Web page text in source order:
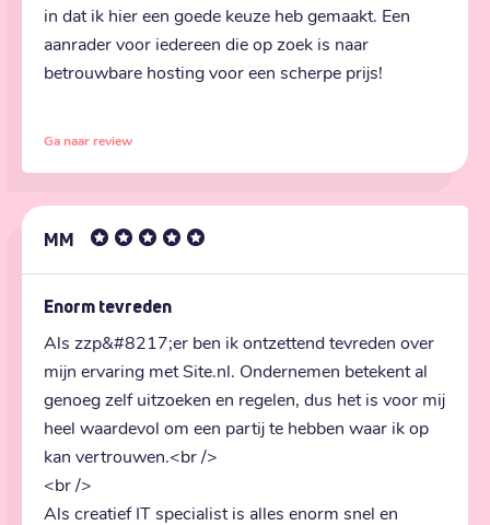
in dat ik hier een goede keuze heb gemaakt. Een
aanrader voor iedereen die op zoek is naar
betrouwbare hosting voor een scherpe prijs!
Ga naar review
MM
Enorm tevreden
Als zzp&#8217;er ben ik ontzettend tevreden over
mijn ervaring met Site.nl. Ondernemen betekent al
genoeg zelf uitzoeken en regelen, dus het is voor mij
heel waardevol om een partij te hebben waar ik op
kan vertrouwen.<br />
<br />
Als creatief IT specialist is alles enorm snel en